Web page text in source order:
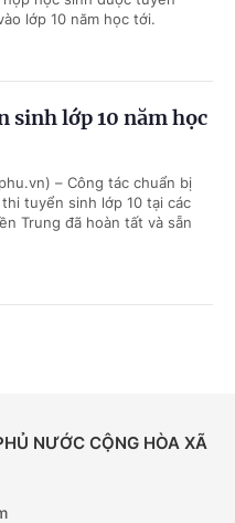
lớp 10 năm học tới.
sinh lớp 10 năm học
– Công tác chuẩn bị
tuyển sinh lớp 10 tại các
Trung đã hoàn tất và sẵn
NƯỚC CỘNG HÒA XÃ